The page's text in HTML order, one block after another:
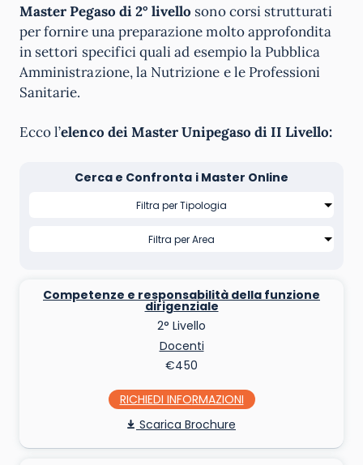
Master Pegaso di 2° livello sono corsi strutturati
per fornire una preparazione molto approfondita
in settori specifici quali ad esempio la Pubblica
Amministrazione, la Nutrizione e le Professioni
Sanitarie.
Ecco l’elenco dei Master Unipegaso di II Livello:
Cerca e Confronta i Master Online
Competenze e responsabilità della funzione
dirigenziale
2° Livello
Docenti
€450
RICHIEDI INFO
Scarica Brochure